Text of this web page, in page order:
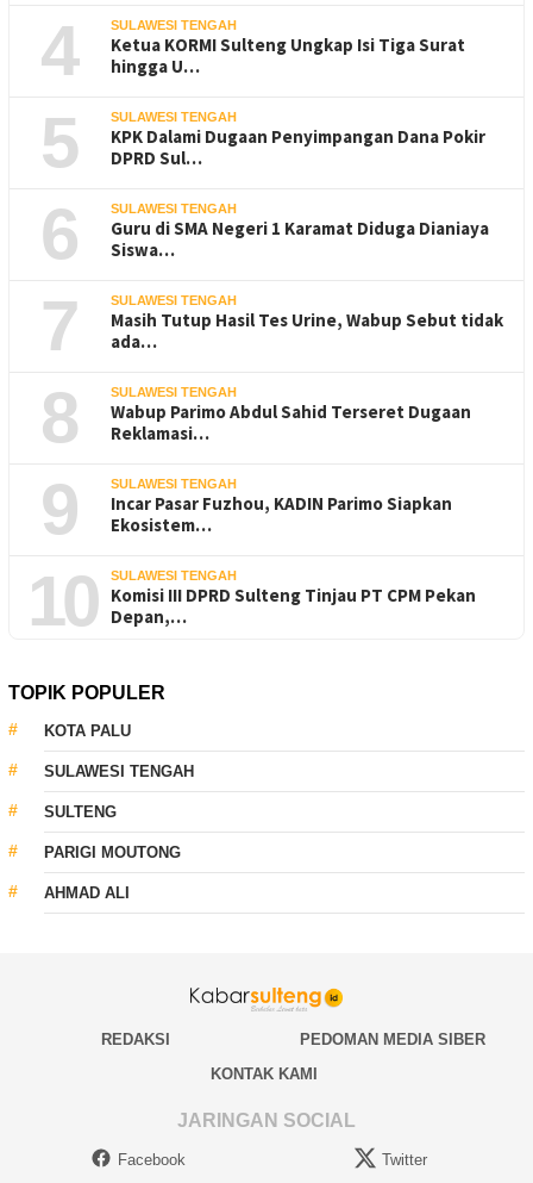
4 SULAWESI TENGAH
Ketua KORMI Sulteng Ungkap Isi Tiga Surat
hingga U…
5 SULAWESI TENGAH
KPK Dalami Dugaan Penyimpangan Dana Pokir
DPRD Sul…
6 SULAWESI TENGAH
Guru di SMA Negeri 1 Karamat Diduga Dianiaya
Siswa…
7 SULAWESI TENGAH
Masih Tutup Hasil Tes Urine, Wabup Sebut tidak
ada…
8 SULAWESI TENGAH
Wabup Parimo Abdul Sahid Terseret Dugaan
Reklamasi…
9 SULAWESI TENGAH
Incar Pasar Fuzhou, KADIN Parimo Siapkan
Ekosistem…
10 SULAWESI TENGAH
Komisi III DPRD Sulteng Tinjau PT CPM Pekan
Depan,…
TOPIK POPULER
KOTA PALU
SULAWESI TENGAH
SULTENG
PARIGI MOUTONG
AHMAD ALI
REDAKSI
PEDOMAN MEDIA SIBER
KONTAK KAMI
JARINGAN SOCIAL
Facebook Twitter